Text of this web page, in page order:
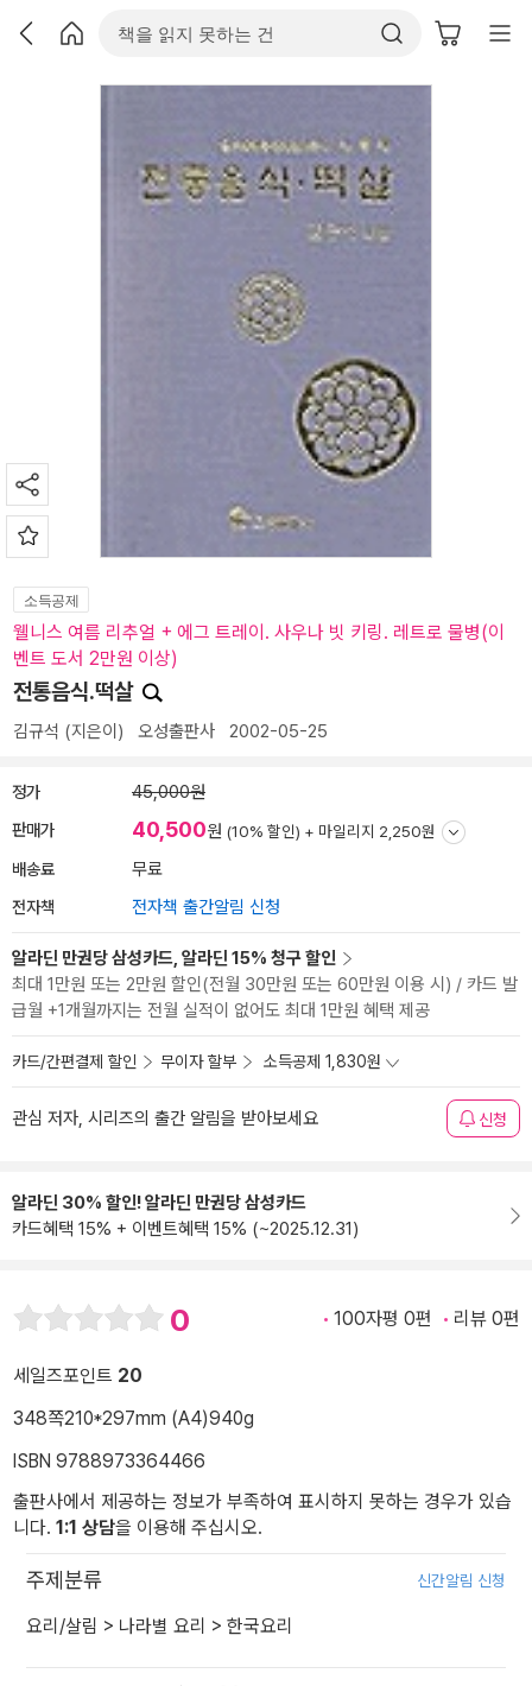
소득공제
웰니스 여름 리추얼 + 에그 트레이. 사우나 빗 키링. 레트로 물병(이
벤트 도서 2만원 이상)
전통음식.떡살
김규석 (지은이) 오성출판사 2002-05-25
정가 45,000원
판매가 40,500원 (10% 할인) + 마일리지 2,250원
배송료 무료
전자책 전자책 출간알림 신청
알라딘 만권당 삼성카드, 알라딘 15% 청구 할인
최대 1만원 또는 2만원 할인(전월 30만원 또는 60만원 이용 시) / 카드 발
급월 +1개월까지는 전월 실적이 없어도 최대 1만원 혜택 제공
카드/간편결제 할인 무이자 할부 소득공제 1,830원
관심 저자, 시리즈의 출간 알림을 받아보세요 신청
알라딘 30% 할인! 알라딘 만권당 삼성카드
카드혜택 15% + 이벤트혜택 15% (~2025.12.31)
0 100자평 0편 리뷰 0편
세일즈포인트 20
348쪽210*297mm (A4)940g
ISBN 9788973364466
출판사에서 제공하는 정보가 부족하여 표시하지 못하는 경우가 있습
니다. 1:1 상담을 이용해 주십시오.
주제분류 신간알림 신청
요리/살림 > 나라별 요리 > 한국요리